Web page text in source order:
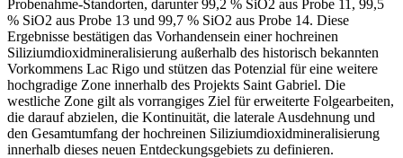
Probenahme-Standorten, darunter 99,2 % SiO2 aus Probe 11, 99,5
% SiO2 aus Probe 13 und 99,7 % SiO2 aus Probe 14. Diese
Ergebnisse bestätigen das Vorhandensein einer hochreinen
Siliziumdioxidmineralisierung außerhalb des historisch bekannten
Vorkommens Lac Rigo und stützen das Potenzial für eine weitere
hochgradige Zone innerhalb des Projekts Saint Gabriel. Die
westliche Zone gilt als vorrangiges Ziel für erweiterte Folgearbeiten,
die darauf abzielen, die Kontinuität, die laterale Ausdehnung und
den Gesamtumfang der hochreinen Siliziumdioxidmineralisierung
innerhalb dieses neuen Entdeckungsgebiets zu definieren.